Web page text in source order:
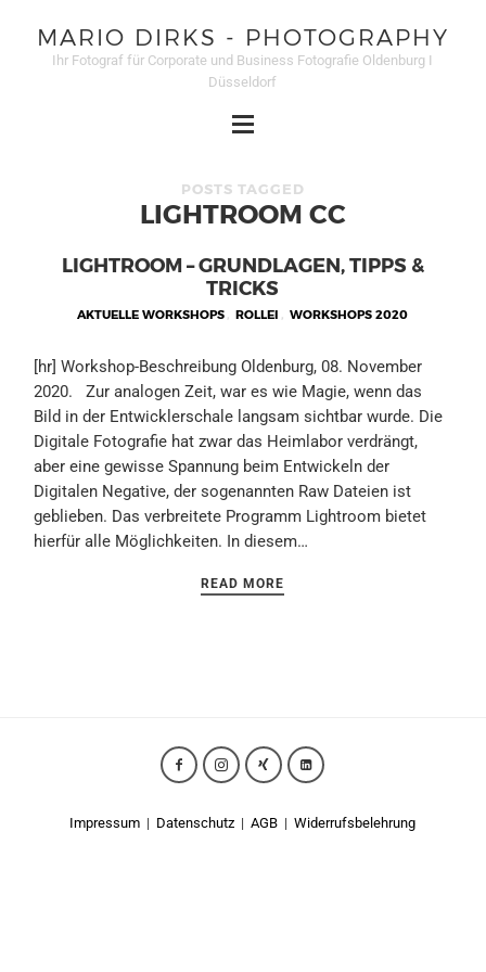
MARIO DIRKS - PHOTOGRAPHY
Ihr Fotograf für Corporate und Business Fotografie Oldenburg I
Düsseldorf
POSTS TAGGED
LIGHTROOM CC
LIGHTROOM – GRUNDLAGEN, TIPPS &
TRICKS
AKTUELLE WORKSHOPS , ROLLEI , WORKSHOPS 2020
[hr] Workshop-Beschreibung Oldenburg, 08. November
2020. Zur analogen Zeit, war es wie Magie, wenn das
Bild in der Entwicklerschale langsam sichtbar wurde. Die
Digitale Fotografie hat zwar das Heimlabor verdrängt,
aber eine gewisse Spannung beim Entwickeln der
Digitalen Negative, der sogenannten Raw Dateien ist
geblieben. Das verbreitete Programm Lightroom bietet
hierfür alle Möglichkeiten. In diesem…
READ MORE
Impressum | Datenschutz |AGB |Widerrufsbelehrung